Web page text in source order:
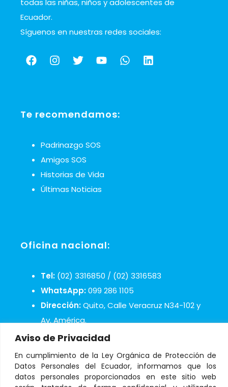
Aviso de Privacidad
En cumplimiento de la Ley Orgánica de Protección de
Datos Personales del Ecuador, informamos que los
datos personales proporcionados en este sitio web
todas las niñas, niños y adolescentes de
Ecuador.
Síguenos en nuestras redes sociales:
Te recomendamos:
Padrinazgo SOS
Amigos SOS
Historias de Vida
Últimas Noticias
Oficina nacional:
Tel: (02) 3316850 / (02) 3316583
WhatsApp:099 286 1105
Dirección:Quito, Calle Veracruz N34-102 y
Av. América.
Mail:infosos@aldeasinfantiles.org.ec